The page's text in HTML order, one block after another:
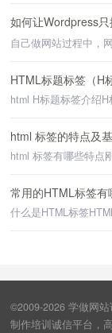
如何让Wordpress
HTML标题标签（H
html 标签的特点及
常用的HTML标签有
©2009-2026 学做网
制作培训诚信平台，